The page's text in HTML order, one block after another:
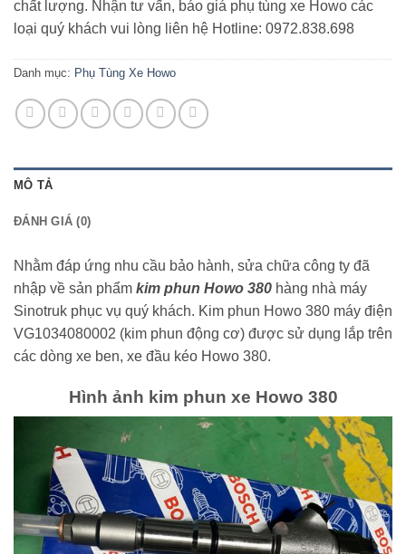
chất lượng. Nhận tư vấn, báo giá phụ tùng xe Howo các
loại quý khách vui lòng liên hệ Hotline: 0972.838.698
Danh mục: Phụ Tùng Xe Howo
MÔ TẢ
ĐÁNH GIÁ (0)
Nhằm đáp ứng nhu cầu bảo hành, sửa chữa công ty đã
nhập về sản phẩm kim phun Howo 380 hàng nhà máy
Sinotruk phục vụ quý khách. Kim phun Howo 380 máy điện
VG1034080002 (kim phun động cơ) được sử dụng lắp trên
các dòng xe ben, xe đầu kéo Howo 380.
Hình ảnh kim phun xe Howo 380